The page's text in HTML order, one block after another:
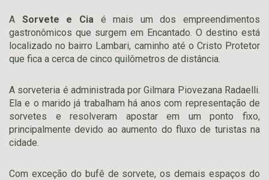
A Sorvete e Ciaé mais um dos empreendimentos
gastronômicos que surgem em Encantado. O destino está
localizado no bairro Lambari, caminho até o Cristo Protetor
que fica a cerca de cinco quilômetros de distância.
A sorveteria é administrada por Gilmara Piovezana Radaelli.
Ela e o marido já trabalham há anos com representação de
sorvetes e resolveram apostar em um ponto fixo,
principalmente devido ao aumento do fluxo de turistas na
cidade.
Com exceção do bufê de sorvete, os demais espaços do